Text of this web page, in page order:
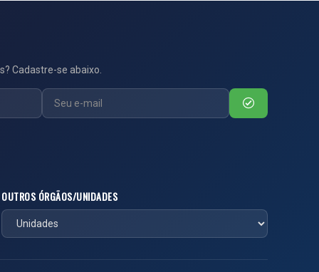
Cadastre-se abaixo.
OUTROS ÓRGÃOS/UNIDADES